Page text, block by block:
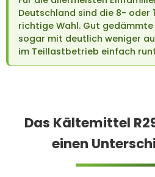
Deutschland sind die 8- oder
richtige Wahl. Gut gedämmte
sogar mit deutlich weniger
im Teillastbetrieb einfach
Das Kältemittel
einen